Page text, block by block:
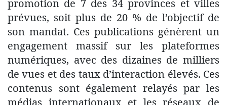
promotion de 7 des 34 provinces et villes
prévues, soit plus de 20 % de l’objectif de
son mandat. Ces publications génèrent un
engagement massif sur les plateformes
numériques, avec des dizaines de milliers
de vues et des taux d’interaction élevés. Ces
contenus sont également relayés par les
médias internationaux et les réseaux de